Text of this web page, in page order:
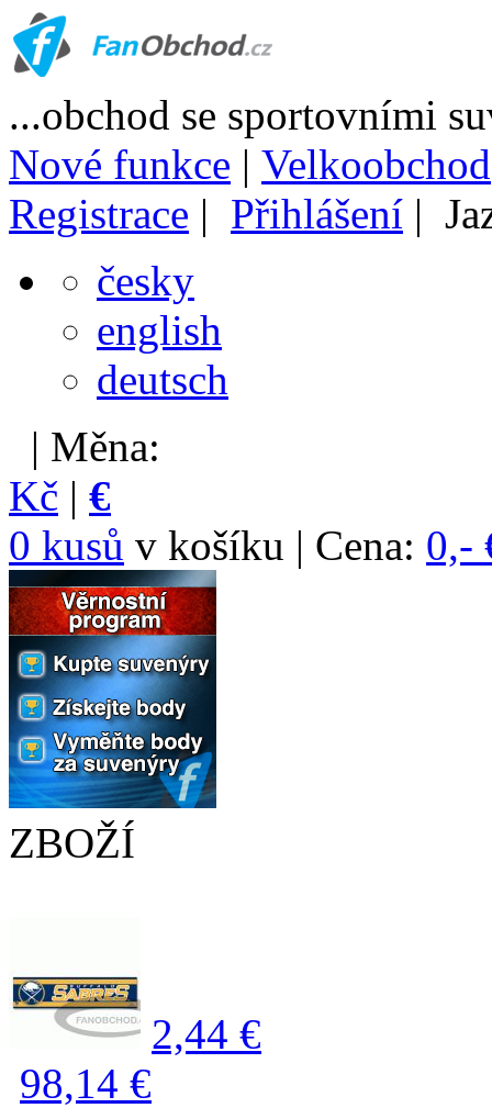
...obchod se sportovními
Nové funkce | Velkoobchod
Registrace | Přihlášení |
česky
english
deutsch
| Měna:
Kč | €
0 kusů v košíku | Cena: 0,-
ZBOŽÍ
2,44 €
98,14 €